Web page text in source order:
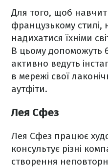
Для того, щоб
французькому стилі,
надихатися їхніми
В цьому допоможуть
активно ведуть
в мережі свої
аутфіти.
Лея Сфез
Лея Сфез працює
консультує різні
створення